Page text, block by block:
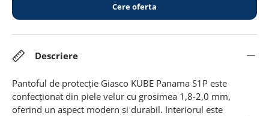
Cere oferta
Descriere
Pantoful de protecție Giasco KUBE Panama S1P este
confecționat din piele velur cu grosimea 1,8-2,0 mm,
oferind un aspect modern și durabil. Interiorul este